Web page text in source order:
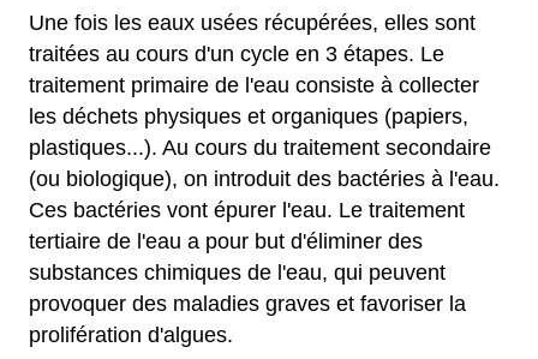
Une fois les eaux usées récupérées, elles sont
traitées au cours d'un cycle en 3 étapes. Le
traitement primaire de l'eau consiste à collecter
les déchets physiques et organiques (papiers,
plastiques...). Au cours du traitement secondaire
(ou biologique), on introduit des bactéries à l'eau.
Ces bactéries vont épurer l'eau. Le traitement
tertiaire de l'eau a pour but d'éliminer des
substances chimiques de l'eau, qui peuvent
provoquer des maladies graves et favoriser la
prolifération d'algues.